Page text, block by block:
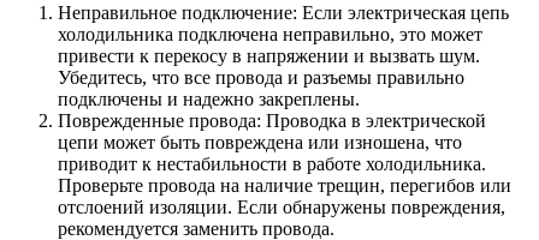
Неправильное подключение: Если электрическая цепь
холодильника подключена неправильно, это может
привести к перекосу в напряжении и вызвать шум.
Убедитесь, что все провода и разъемы правильно
подключены и надежно закреплены.
Поврежденные провода: Проводка в электрической
цепи может быть повреждена или изношена, что
приводит к нестабильности в работе холодильника.
Проверьте провода на наличие трещин, перегибов или
отслоений изоляции. Если обнаружены повреждения,
рекомендуется заменить провода.